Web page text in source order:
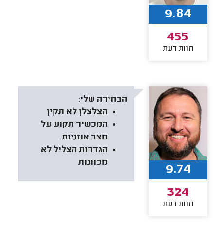
9.84
455
חוות דעת
הבחירה שלי:
הצלצלן לא תקין
המכשיר תקוע על
מצב אוזניות
הגדרות הצליל לא
מכוונות
9.74
324
חוות דעת